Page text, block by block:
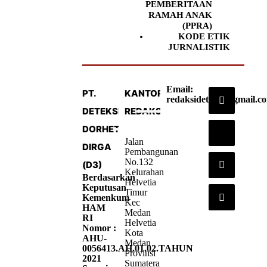
PEMBERITAAN
RAMAH ANAK
(PPRA)
KODE ETIK
JURNALISTIK
PT.
DETEKSI
DORHETA
DIRGA
(D3)
Berdasarkan
Keputusan
Kemenkum
HAM
RI
Nomor :
AHU-
0056413.AH.01.02.TAHUN
2021
KANTOR
REDAKSI
Jalan
Pembangunan
No.132
Kelurahan
Helvetia
Timur
Kec
Medan
Helvetia
Kota
Medan
Provinsi
Sumatera
Email: